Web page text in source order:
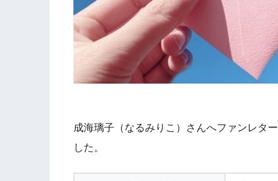
成海璃子（なるみりこ）さんへファンレタ
した。